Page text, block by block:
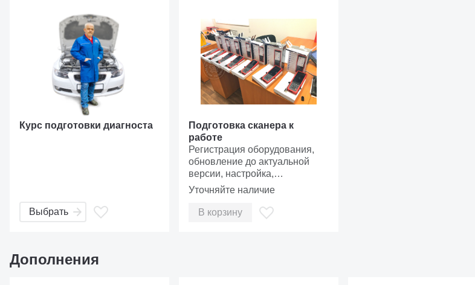
Индикатор: красный - идет зарядка; зеленый - полный заряд
Кнопки управления громкостью динамиков. Снимок экрана (Printscreen) - комбинация с удержанием
Курс подготовки диагноста
Выбрать
Подготовка сканера к
работе
Регистрация оборудования,
обновление до актуальной
версии, настройка,
тестирование и подготовка к
Уточняйте наличие
В корзину
Дополнения